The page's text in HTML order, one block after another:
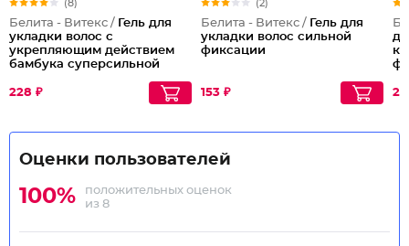
(8)
Белита - Витекс / Гель для
укладки волос с
укрепляющим действием
бамбука суперсильной
объем
228 ₽
(2)
Белита - Витекс / Гель для
укладки волос сильной
фиксации
153 ₽
Оценки пользователей
100%
положительных оценок
из 8